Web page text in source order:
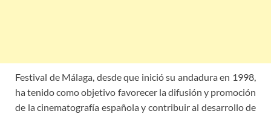
Festival de Málaga, desde que inició su andadura en 1998,
ha tenido como objetivo favorecer la difusión y promoción
de la cinematografía española y contribuir al desarrollo de